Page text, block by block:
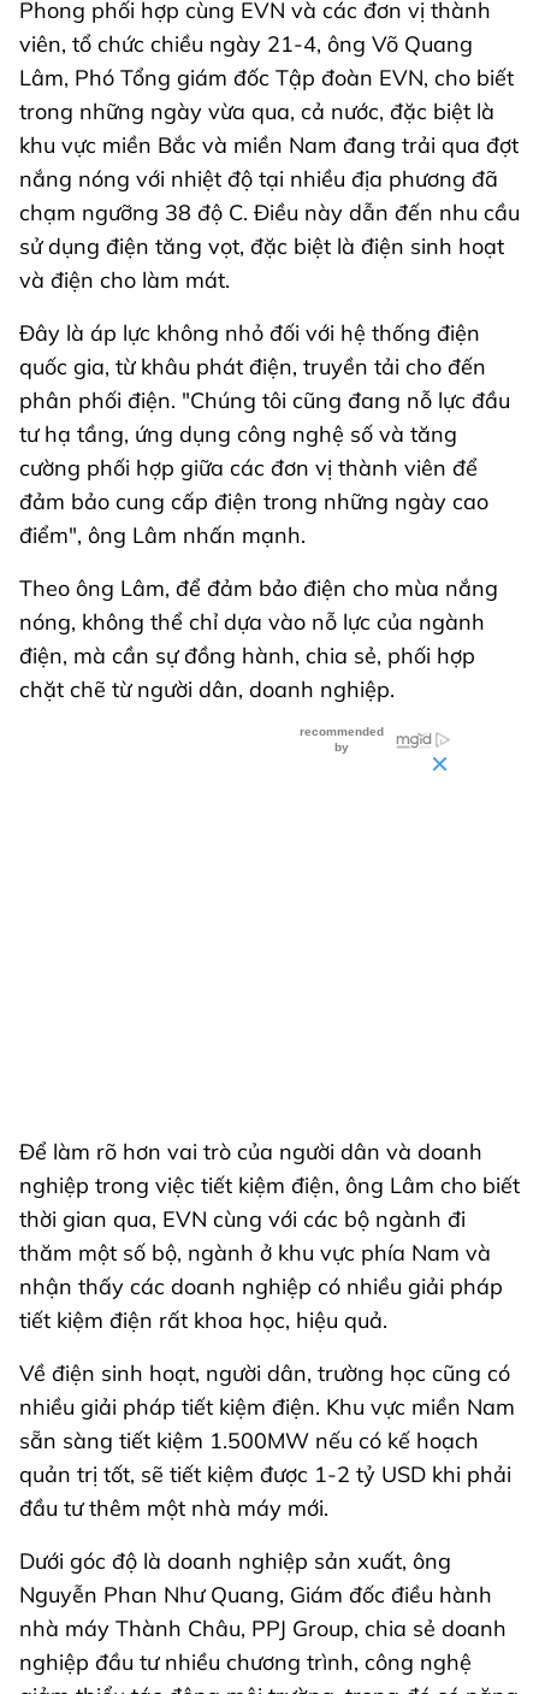
Phong phối hợp cùng EVN và các đơn vị thành
viên, tổ chức chiều ngày 21-4, ông Võ Quang
Lâm, Phó Tổng giám đốc Tập đoàn EVN, cho biết
trong những ngày vừa qua, cả nước, đặc biệt là
khu vực miền Bắc và miền Nam đang trải qua đợt
nắng nóng với nhiệt độ tại nhiều địa phương đã
chạm ngưỡng 38 độ C. Điều này dẫn đến nhu cầu
sử dụng điện tăng vọt, đặc biệt là điện sinh hoạt
và điện cho làm mát.
Đây là áp lực không nhỏ đối với hệ thống điện
quốc gia, từ khâu phát điện, truyền tải cho đến
phân phối điện. "Chúng tôi cũng đang nỗ lực đầu
tư hạ tầng, ứng dụng công nghệ số và tăng
cường phối hợp giữa các đơn vị thành viên để
đảm bảo cung cấp điện trong những ngày cao
điểm", ông Lâm nhấn mạnh.
Theo ông Lâm, để đảm bảo điện cho mùa nắng
nóng, không thể chỉ dựa vào nỗ lực của ngành
điện, mà cần sự đồng hành, chia sẻ, phối hợp
chặt chẽ từ người dân, doanh nghiệp.
Để làm rõ hơn vai trò của người dân và doanh
nghiệp trong việc tiết kiệm điện, ông Lâm cho biết
thời gian qua, EVN cùng với các bộ ngành đi
thăm một số bộ, ngành ở khu vực phía Nam và
nhận thấy các doanh nghiệp có nhiều giải pháp
tiết kiệm điện rất khoa học, hiệu quả.
Về điện sinh hoạt, người dân, trường học cũng có
nhiều giải pháp tiết kiệm điện. Khu vực miền Nam
sẵn sàng tiết kiệm 1.500MW nếu có kế hoạch
quản trị tốt, sẽ tiết kiệm được 1-2 tỷ USD khi phải
đầu tư thêm một nhà máy mới.
Dưới góc độ là doanh nghiệp sản xuất, ông
Nguyễn Phan Như Quang, Giám đốc điều hành
nhà máy Thành Châu, PPJ Group, chia sẻ doanh
nghiệp đầu tư nhiều chương trình, công nghệ